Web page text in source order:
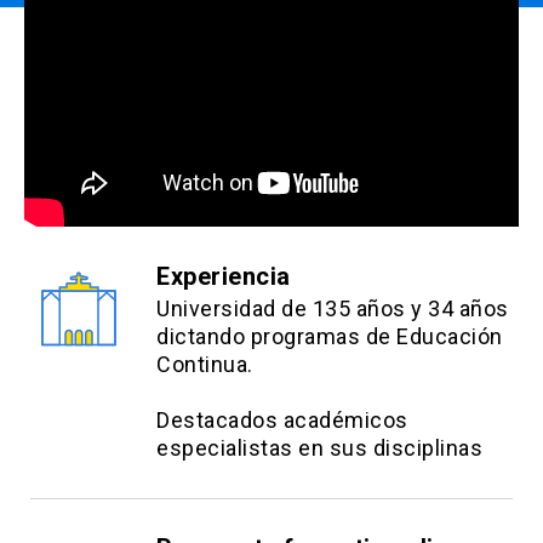
Experiencia
Universidad de 135 años y 34 años
dictando programas de Educación
Continua.
Destacados académicos
especialistas en sus disciplinas